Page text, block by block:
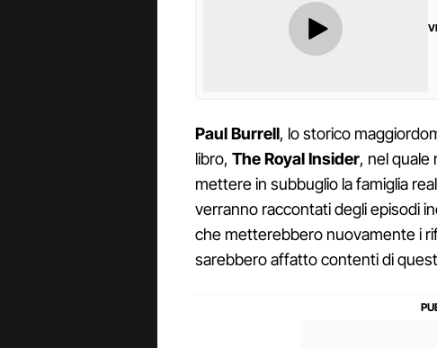
Paul Burrell, lo storico
libro, The Royal Insider, nel
mettere in subbuglio la famiglia
verranno raccontati degli episodi
che metterebbero nuovamente i
sarebbero affatto contenti di